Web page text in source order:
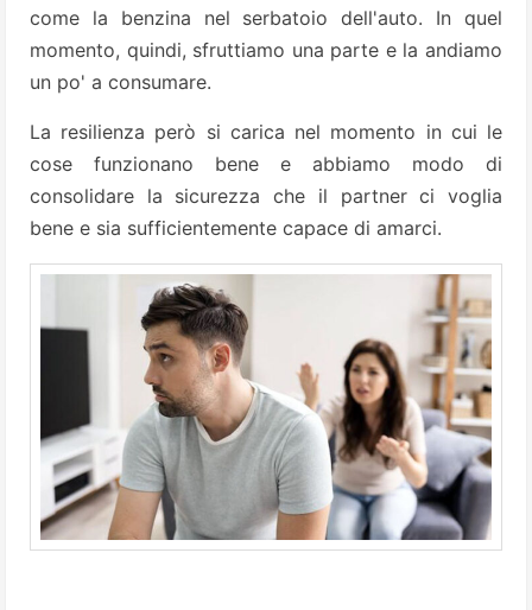
come la benzina nel serbatoio dell'auto. In quel
momento, quindi, sfruttiamo una parte e la andiamo
un po' a consumare.
La resilienza però si carica nel momento in cui le
cose funzionano bene e abbiamo modo di
consolidare la sicurezza che il partner ci voglia
bene e sia sufficientemente capace di amarci.